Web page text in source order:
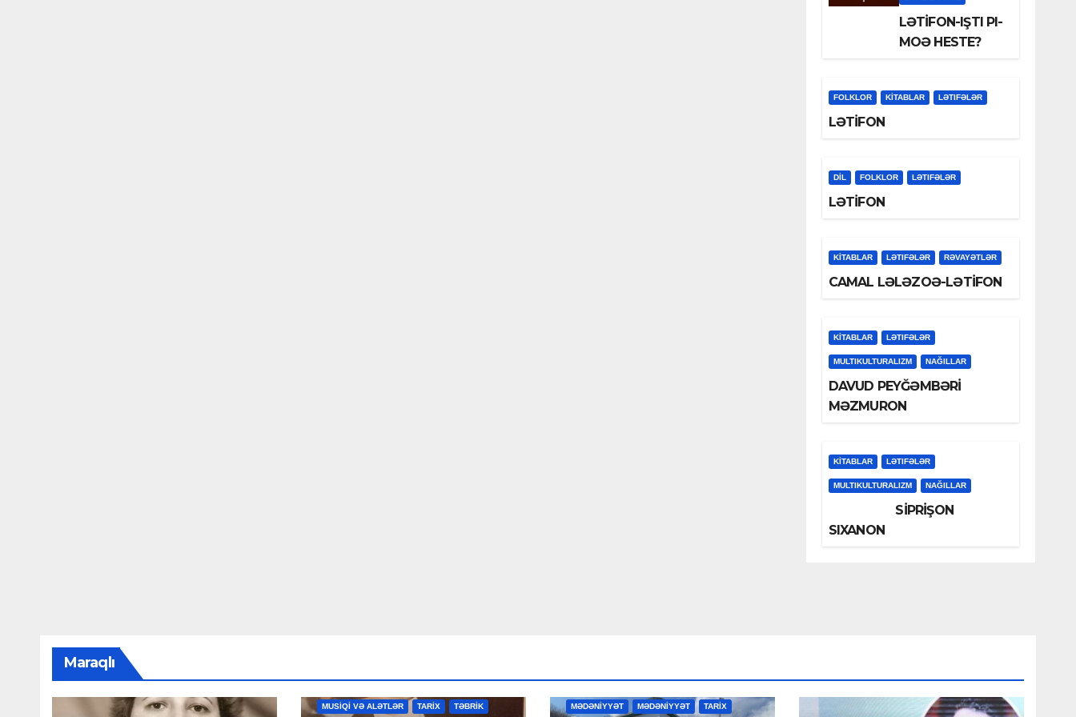
LƏTİFON-IŞTI PI-
MOƏ HESTE?
FOLKLOR KİTABLAR LƏTIFƏLƏR
LƏTİFON
DİL FOLKLOR LƏTIFƏLƏR
LƏTİFON
KİTABLAR LƏTIFƏLƏR RƏVAYƏTLƏR
CAMAL LƏLƏZOƏ-LƏTİFON
KİTABLAR LƏTIFƏLƏR
MULTIKULTURALIZM NAĞILLAR
DAVUD PEYĞƏMBƏRİ
MƏZMURON
KİTABLAR LƏTIFƏLƏR
MULTIKULTURALIZM NAĞILLAR
SİPRİŞON
SIXANON
Maraqlı
MAHNILAR MƏDƏNİYYƏT MƏDƏNİYYƏT
MUSİQİ VƏ ALƏTLƏR TARİX TƏBRİK MƏDƏNİYYƏT MƏDƏNİYYƏT TARİX